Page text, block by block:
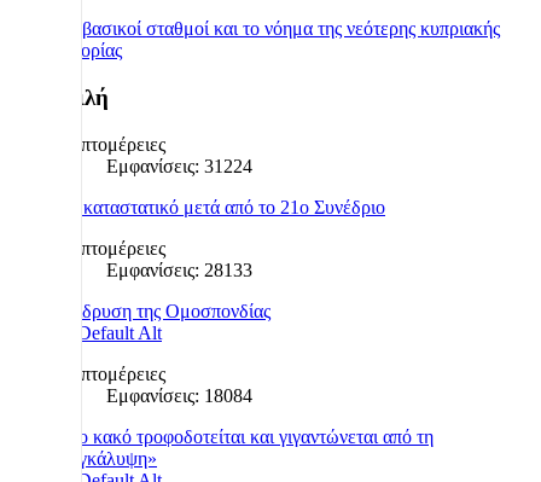
Οι βασικοί σταθμοί και το νόημα της νεότερης κυπριακής
ιστορίας
Δημοφιλή
Λεπτομέρειες
Εμφανίσεις: 31224
Το καταστατικό μετά από το 21ο Συνέδριο
Λεπτομέρειες
Εμφανίσεις: 28133
Η ίδρυση της Ομοσπονδίας
Λεπτομέρειες
Εμφανίσεις: 18084
«Το κακό τροφοδοτείται και γιγαντώνεται από τη
συγκάλυψη»